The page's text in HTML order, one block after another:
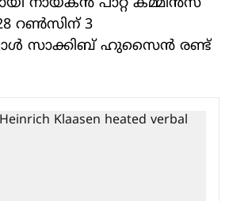
റണ്‍സിന് 3
സാക്കിബ് ഹുസൈന്‍ രണ്ട്